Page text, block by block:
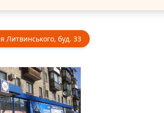
Литвинського, буд. 33